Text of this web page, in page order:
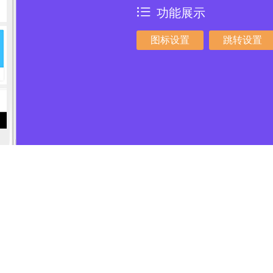
功能展示
图标设置 跳转设置